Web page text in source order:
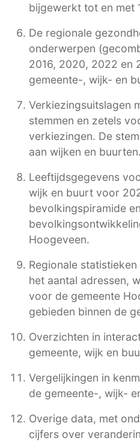
bijgewerkt tot en met
De regionale
onderwerpen
2016, 2020, 2022 en
gemeente-, wijk- en
Verkiezingsuitslagen
stemmen en zetels
verkiezingen. De
aan wijken en buurten.
Leeftijdsgegevens
wijk en buurt voor
bevolkingspiramide
Hoogeveen.
Regionale
het aantal adressen,
voor de gemeente
gebieden binnen de
Overzichten in
gemeente, wijk en
Vergelijkingen in
de gemeente-, wijk-
Overige data, met
cijfers over